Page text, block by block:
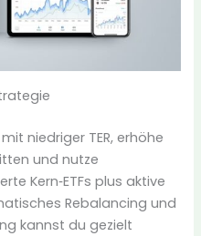
niedriger TER, erhöhe
und nutze
Kern‑ETFs plus aktive
Rebalancing und
kannst du gezielt